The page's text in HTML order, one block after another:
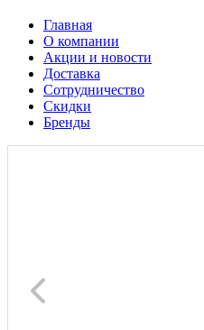
Главная
О компании
Акции и новости
Доставка
Сотрудничество
Скидки
Бренды